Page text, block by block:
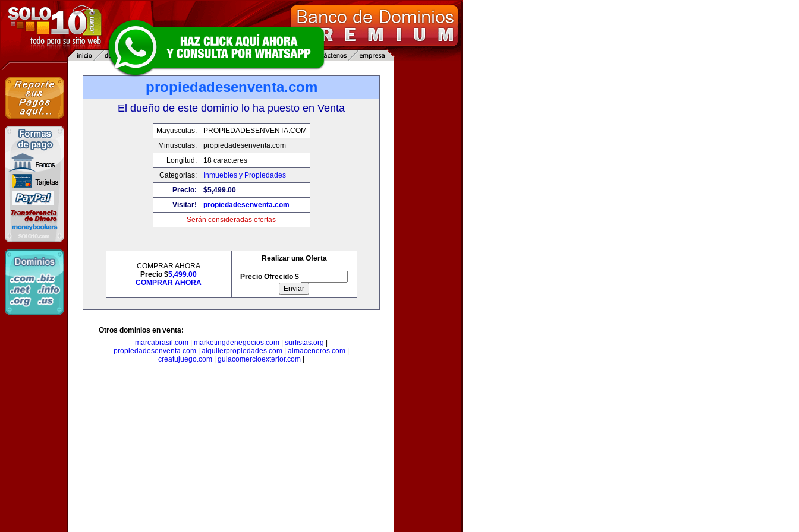
propiedadesenventa.com
El dueño de este dominio lo ha puesto en Venta
Mayusculas:
PROPIEDADESENVENTA.COM
Minusculas:
propiedadesenventa.com
Longitud:
18 caracteres
Categorias:
Inmuebles y Propiedades
Precio:
$5,499.00
Visitar!
propiedadesenventa.com
Serán consideradas ofertas
COMPRAR AHORA
Precio $5,499.00
COMPRAR AHORA
Realizar una Oferta
Precio Ofrecido $
Otros dominios en venta:
marcabrasil.com
marketingdenegocios.com surfistas.org
propiedadesenventa.com
alquilerpropiedades.com almaceneros.com
creatujuego.com
guiacomercioexterior.com